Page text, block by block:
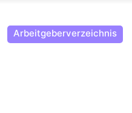
Arbeitgeberverzeichnis